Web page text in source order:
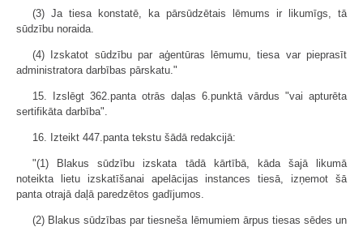
(3) Ja tiesa konstatē, ka pārsūdzētais lēmums ir likumīgs, tā
sūdzību noraida.
(4) Izskatot sūdzību par aģentūras lēmumu, tiesa var pieprasīt
administratora darbības pārskatu."
15. Izslēgt 362.panta otrās daļas 6.punktā vārdus "vai apturēta
sertifikāta darbība".
16. Izteikt 447.panta tekstu šādā redakcijā:
"(1) Blakus sūdzību izskata tādā kārtībā, kāda šajā likumā
noteikta lietu izskatīšanai apelācijas instances tiesā, izņemot šā
panta otrajā daļā paredzētos gadījumos.
(2) Blakus sūdzības par tiesneša lēmumiem ārpus tiesas sēdes un